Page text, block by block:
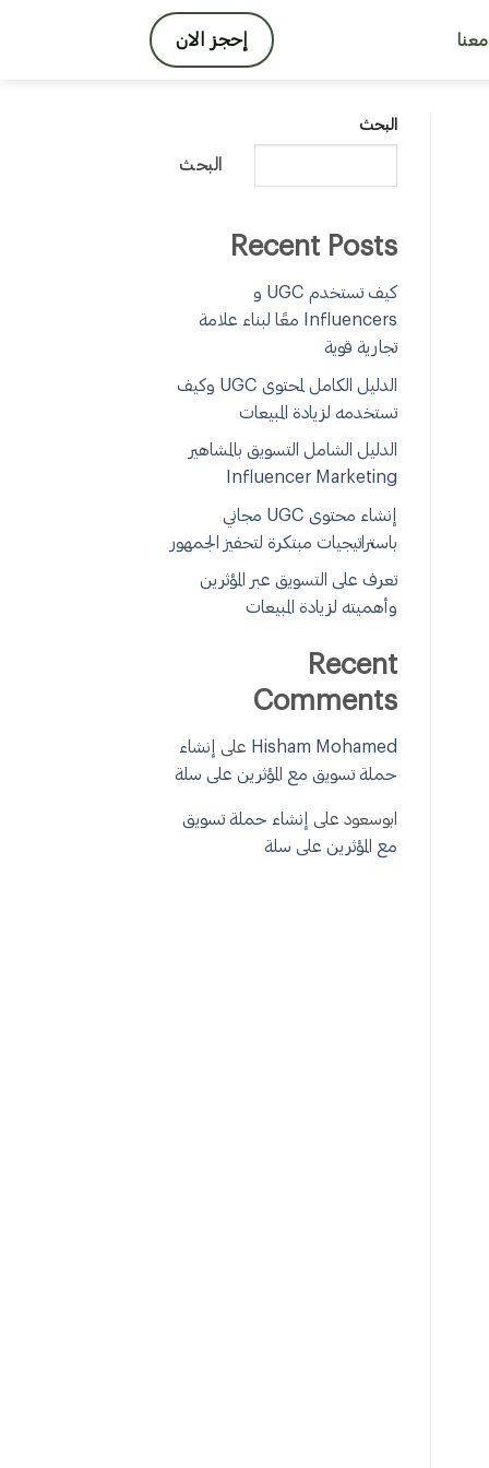
إحجز الان
البحث
البحث
Recent Posts
كيف تستخدم UGC و
Influencers معًا لبناء علامة
تجارية قوية
الدليل الكامل لمحتوى UGC وكيف
تستخدمه لزيادة المبيعات
الدليل الشامل التسويق بالمشاهير
Influencer Marketing
إنشاء محتوى UGC مجاني
باستراتيجيات مبتكرة لتحفيز الجمهور
تعرف على التسويق عبر المؤثرين
وأهميته لزيادة المبيعات
Recent
Comments
Hisham Mohamed على
إنشاء
حملة تسويق مع المؤثرين على سلة
ابوسعود على
إنشاء حملة تسويق
مع المؤثرين على سلة